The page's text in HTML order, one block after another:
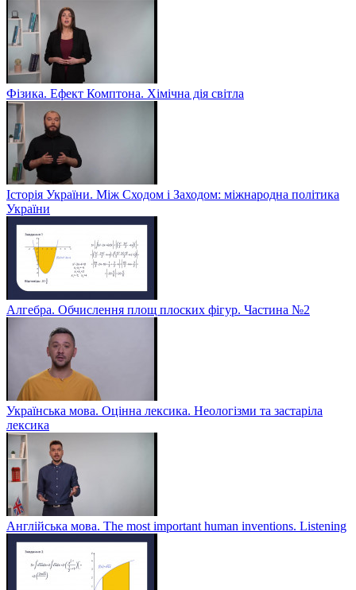
Фізика. Ефект Комптона. Хімічна дія світла
Історія України. Між Сходом і Заходом: міжнародна політика
України
Алгебра. Обчислення площ плоских фігур. Частина №2
Українська мова. Оцінна лексика. Неологізми та застаріла
лексика
Англійська мова. The most important human inventions. Listening